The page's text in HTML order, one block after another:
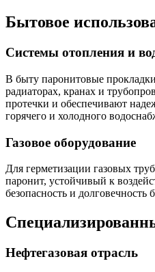
Бытовое
Системы отопления и
В быту паронитовые
радиаторах, кранах и
протечки и обеспечивают
горячего и холодного
Газовое оборудование
Для герметизации газовых
паронит, устойчивый к
безопасность и долговечность
Нефтегазовая отрасль